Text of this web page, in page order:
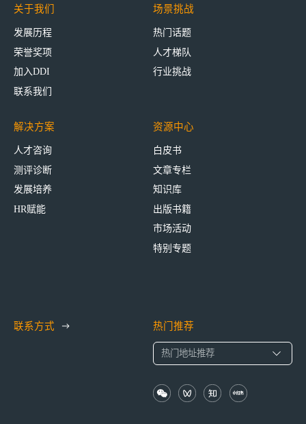
关于我们
发展历程
荣誉奖项
加入DDI
联系我们
场景挑战
热门话题
人才梯队
行业挑战
解决方案
人才咨询
测评诊断
发展培养
HR赋能
资源中心
白皮书
文章专栏
知识库
出版书籍
市场活动
特别专题
联系方式 热门推荐